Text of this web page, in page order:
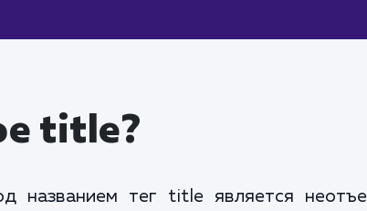
title?
названием тег title является